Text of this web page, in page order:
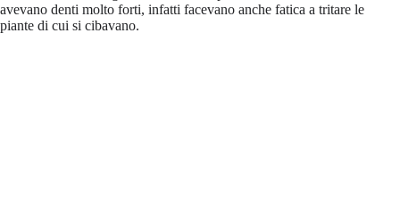
avevano denti molto forti, infatti facevano anche fatica a tritare le
piante di cui si cibavano.